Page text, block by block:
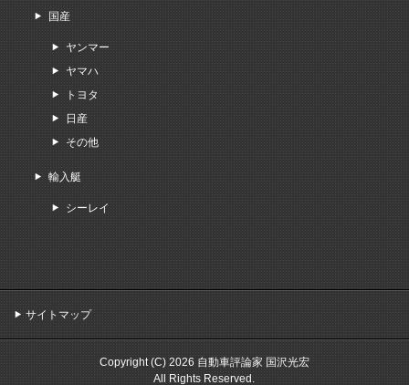
国産
ヤンマー
ヤマハ
トヨタ
日産
その他
輸入艇
シーレイ
サイトマップ
Copyright (C) 2026 自動車評論家 国沢光宏
All Rights Reserved.